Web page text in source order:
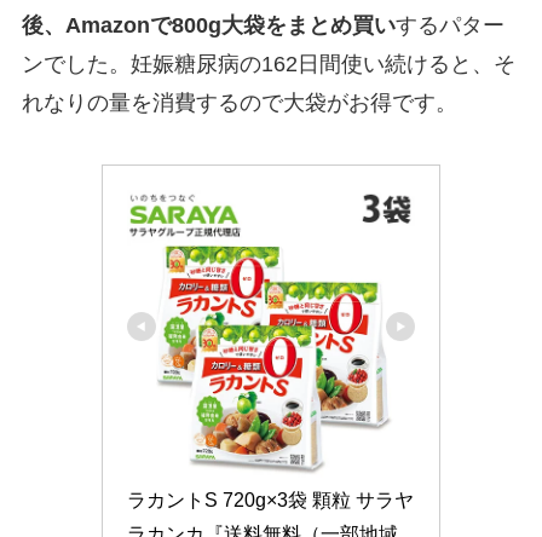
後、Amazonで800g大袋をまとめ買いするパター
ンでした。妊娠糖尿病の162日間使い続けると、そ
れなりの量を消費するので大袋がお得です。
ラカントS 720g×3袋 顆粒 サラヤ